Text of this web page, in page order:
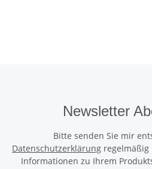
Newsletter
Bitte senden Sie mir
Datenschutzerklärung
Informationen zu Ihrem